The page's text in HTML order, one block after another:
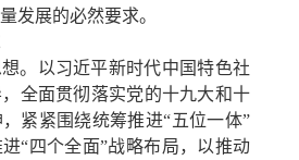
发展的必然要求。
。 以习近平新时代中国特色社
全面贯彻落实党的十九大和十
紧紧围绕统筹推进“五位一体”
“四个全面”战略布局，以推动